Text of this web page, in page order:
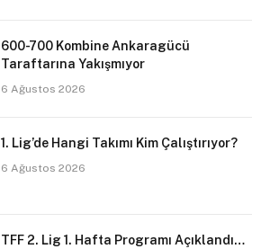
600-700 Kombine Ankaragücü
Taraftarına Yakışmıyor
6 Ağustos 2026
1. Lig’de Hangi Takımı Kim Çalıştırıyor?
6 Ağustos 2026
TFF 2. Lig 1. Hafta Programı Açıklandı…